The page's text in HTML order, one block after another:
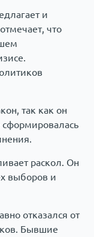
и
что
так как он
сформировалась
раскол. Он
выборов и
отказался от
Бывшие